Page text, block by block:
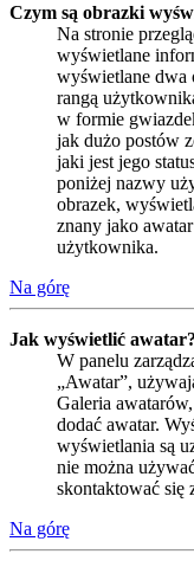
Czym są obrazki
Na stronie
wyświetlane
wyświetlane dwa
rangą
w formie
jak dużo postów
jaki jest jego
poniżej nazwy
obrazek,
znany jako
użytkownika.
Na górę
Jak wyświetlić awatar?
W panelu
„Awatar”,
Galeria
dodać awatar.
wyświetlania są
nie można
skontaktować się
Na górę